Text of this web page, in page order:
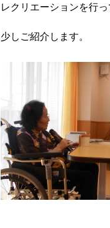
レクリエーションを行っ
少しご紹介します。